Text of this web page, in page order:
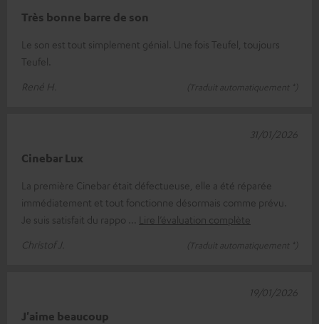
Très bonne barre de son
Le son est tout simplement génial. Une fois Teufel, toujours
Teufel.
René H.
(Traduit automatiquement *)
Cinebar Lux
La première Cinebar était défectueuse, elle a été réparée
immédiatement et tout fonctionne désormais comme prévu.
Je suis satisfait du rappo
Lire l’évaluation complète
Christof J.
(Traduit automatiquement *)
31/01/2026
J'aime beaucoup
19/01/2026